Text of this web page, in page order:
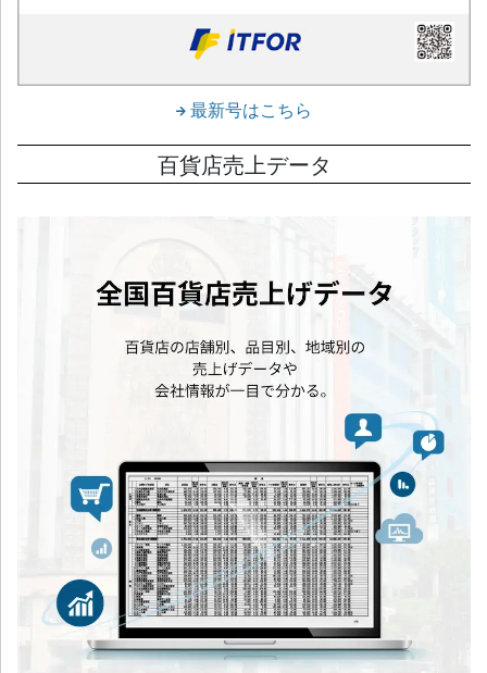
最新号はこちら
百貨店売上データ